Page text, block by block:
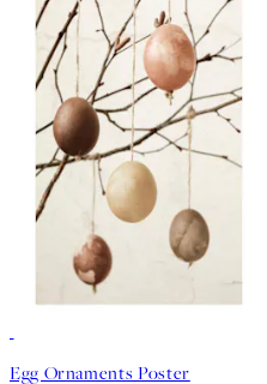
Egg Ornaments Poster